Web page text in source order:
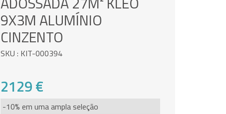
9X3M ALUMÍNIO
CINZENTO
SKU : KIT-000394
2129 €
-10% em uma ampla seleção